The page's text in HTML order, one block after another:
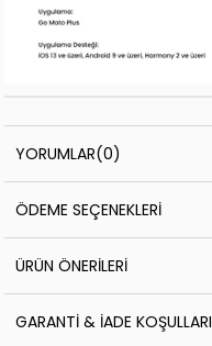
YORUMLAR(0)
ÖDEME SEÇENEKLERI
ÜRÜN ÖNERILERI
GARANTI & İADE KOŞULLARI